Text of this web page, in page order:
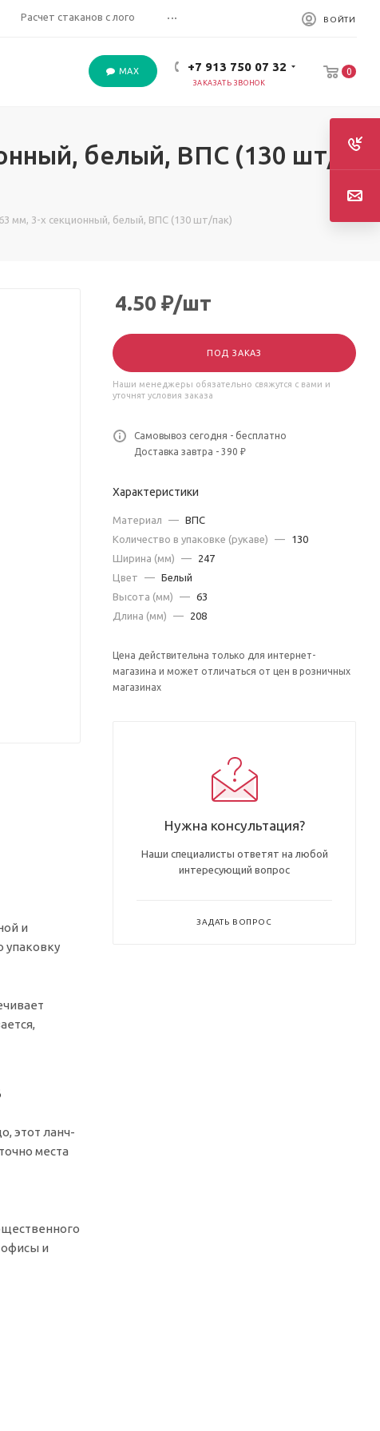
Расчет стаканов с лого ... ВОЙТИ
MAX +7 913 750 07 32
ЗАКАЗАТЬ ЗВОНОК
0
белый, ВПС (130 шт/
мм, 3-х секционный, белый, ВПС (130 шт/пак)
и
упаковку
этот ланч-
места
офисы и
4.50 ₽/шт
ПОД ЗАКАЗ
Наши менеджеры обязательно свяжутся с вами и
уточнят условия заказа
Самовывоз сегодня - бесплатно
Доставка завтра - 390 ₽
Характеристики
Материал — ВПС
Количество в упаковке (рукаве)
—
130
Ширина (мм)
—
247
Цвет
— Белый
Высота (мм)
— 63
Длина (мм)
— 208
Цена действительна только для интернет-
магазина и может отличаться от цен в розничных
магазинах
Нужна консультация?
Наши специалисты ответят на любой
интересующий вопрос
ЗАДАТЬ ВОПРОС